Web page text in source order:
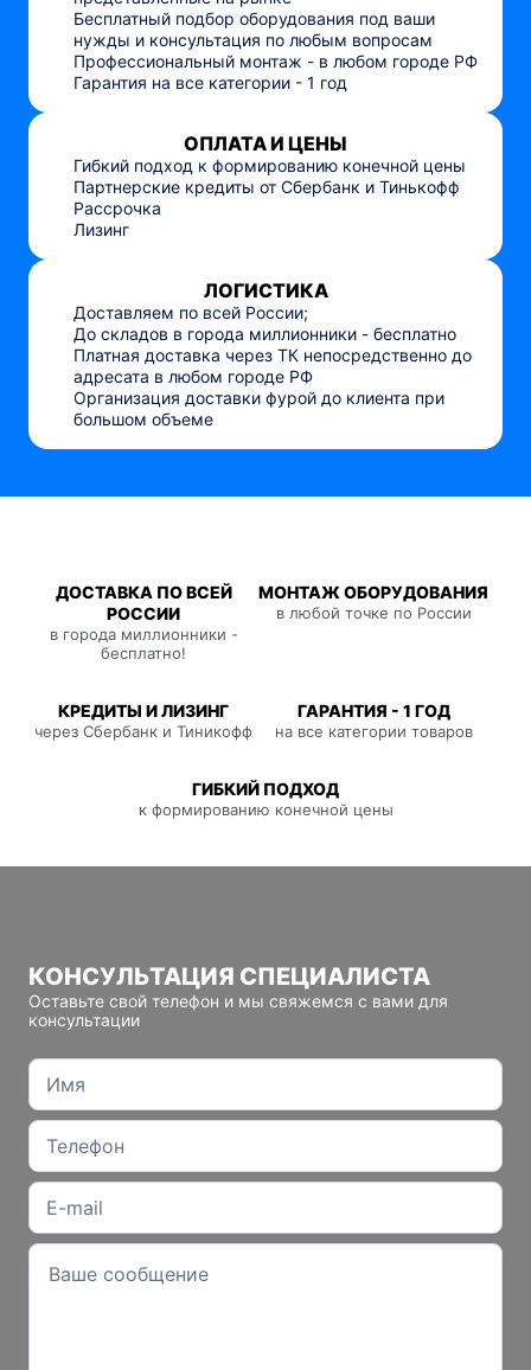
Бесплатный подбор оборудования под ваши
нужды и консультация по любым вопросам
Профессиональный монтаж - в любом городе РФ
Гарантия на все категории - 1 год
ОПЛАТА И ЦЕНЫ
Гибкий подход к формированию конечной цены
Партнерские кредиты от Сбербанк и Тинькофф
Рассрочка
Лизинг
ЛОГИСТИКА
Доставляем по всей России;
До складов в города миллионники - бесплатно
Платная доставка через ТК непосредственно до
адресата в любом городе РФ
Организация доставки фурой до клиента при
большом объеме
ДОСТАВКА ПО ВСЕЙ
РОССИИ
в города миллионники -
бесплатно!
МОНТАЖ ОБОРУДОВАНИЯ
в любой точке по России
КРЕДИТЫ И ЛИЗИНГ
через Сбербанк и Тиникофф
ГАРАНТИЯ - 1 ГОД
на все категории товаров
ГИБКИЙ ПОДХОД
к формированию конечной цены
КОНСУЛЬТАЦИЯ СПЕЦИАЛИСТА
Оставьте свой телефон и мы свяжемся с вами для
консультации